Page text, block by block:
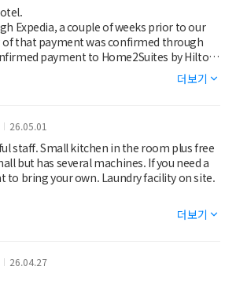
Expedia, a couple of weeks prior to our
of that payment was confirmed through
payment to Home2Suites by Hilton
processed a second payment the day of
in communication with the hotel to
They are aware payment in full was
They have seen proof of that. No
has been attempted from the hotel’s
taking over responsibility of
hotel. However, Expedia noted that
the front desk of the hotel answering the
issue during the stay as well.
lacking, & that is the most polite way
더보기
26.05.01
staff. Small kitchen in the room plus free
but has several machines. If you need a
to bring your own. Laundry facility on site.
더보기
26.04.27